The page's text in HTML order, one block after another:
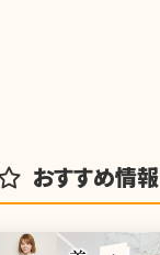
おすすめ情報